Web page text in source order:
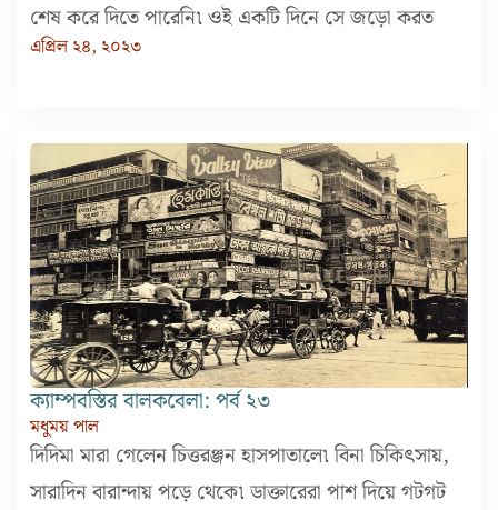
শেষ করে দিতে পারেনি৷ ওই একটি দিনে সে জড়ো করত
এপ্রিল ২৪, ২০২৩
ক্যাম্পবস্তির বালকবেলা: পর্ব ২৩
মধুময় পাল
দিদিমা মারা গেলেন চিত্তরঞ্জন হাসপাতালে৷ বিনা চিকিৎসায়,
সারাদিন বারান্দায় পড়ে থেকে৷ ডাক্তারেরা পাশ দিয়ে গটগট